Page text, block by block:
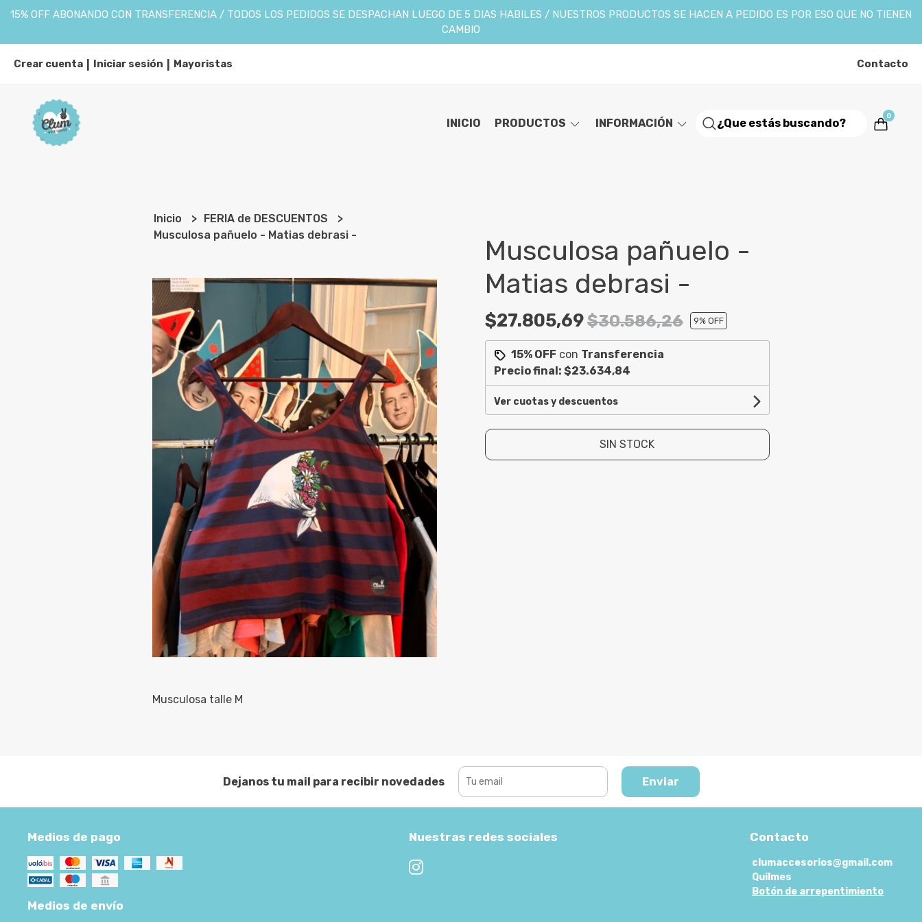
15% OFF ABONANDO CON TRANSFERENCIA / TODOS LOS PEDIDOS SE DESPACHAN LUEGO DE 5 DIAS HABILES / NUESTROS PRODUCTOS SE HACEN A PEDIDO ES POR ESO QUE NO TIENEN
CAMBIO
Crear cuenta Iniciar sesión Mayoristas Contacto
INICIO PRODUCTOS INFORMACIÓN
0
Inicio
FERIA de DESCUENTOS
Musculosa pañuelo - Matias debrasi -
Musculosa talle M
Musculosa pañuelo -
Matias debrasi -
$27.805,69$30.586,26 9% OFF
15% OFF con Transferencia
Precio final: $23.634,84
Ver cuotas y descuentos
SIN STOCK
Dejanos tu mail para recibir novedades Enviar
Medios de pago
Medios de envío
Nuestras redes sociales Contacto
clumaccesorios@gmail.com
Quilmes
Botón de arrepentimiento